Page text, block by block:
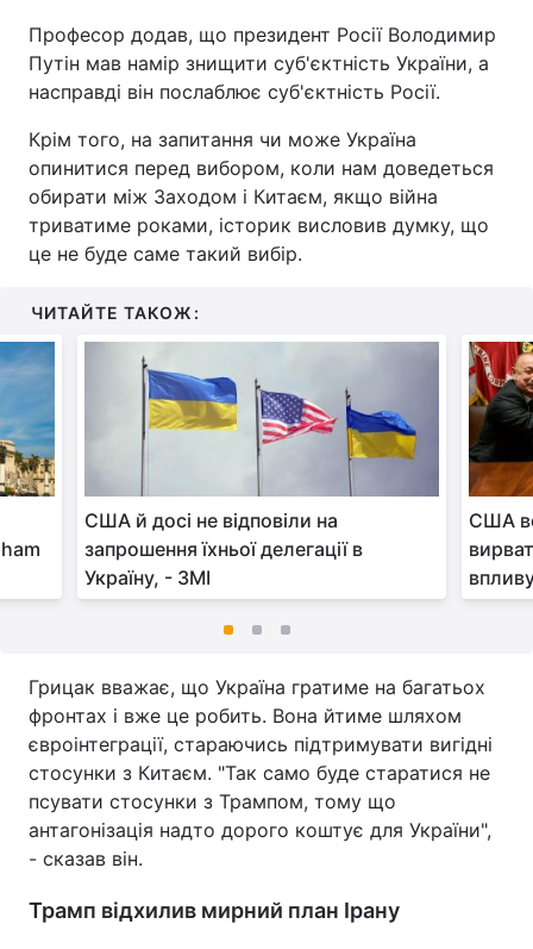
Професор додав, що президент Росії Володимир
Путін мав намір знищити суб'єктність України, а
насправді він послаблює суб'єктність Росії.
Крім того, на запитання чи може Україна
опинитися перед вибором, коли нам доведеться
обирати між Заходом і Китаєм, якщо війна
триватиме роками, історик висловив думку, що
це не буде саме такий вибір.
ЧИТАЙТЕ ТАКОЖ:
США й досі не відповіли на
запрошення їхньої делегації в
Україну, - ЗМІ
США
Грицак вважає, що Україна гратиме на багатьох
фронтах і вже це робить. Вона йтиме шляхом
євроінтеграції, стараючись підтримувати вигідні
стосунки з Китаєм. "Так само буде старатися не
псувати стосунки з Трампом, тому що
антагонізація надто дорого коштує для України",
- сказав він.
Трамп відхилив мирний план Ірану